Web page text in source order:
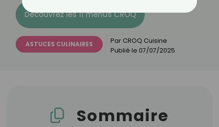
Découvrez les 11 menus CROQ
ASTUCES CULINAIRES Par CROQ Cuisine
Publié le 07/07/2025
Sommaire